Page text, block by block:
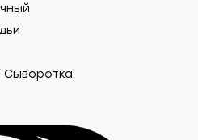
Сыворотка